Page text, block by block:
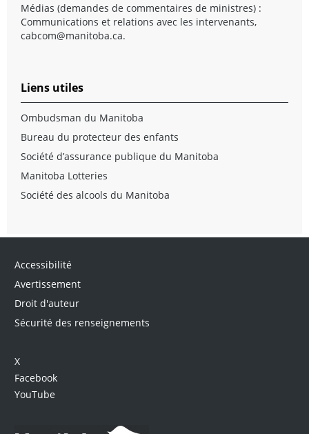
Médias (demandes de commentaires de ministres) :
Communications et relations avec les intervenants,
cabcom@manitoba.ca.
Liens utiles
Ombudsman du Manitoba
Bureau du protecteur des enfants
Société d’assurance publique du Manitoba
Manitoba Lotteries
Société des alcools du Manitoba
Accessibilité
Avertissement
Droit d'auteur
Sécurité des renseignements
X
Facebook
YouTube